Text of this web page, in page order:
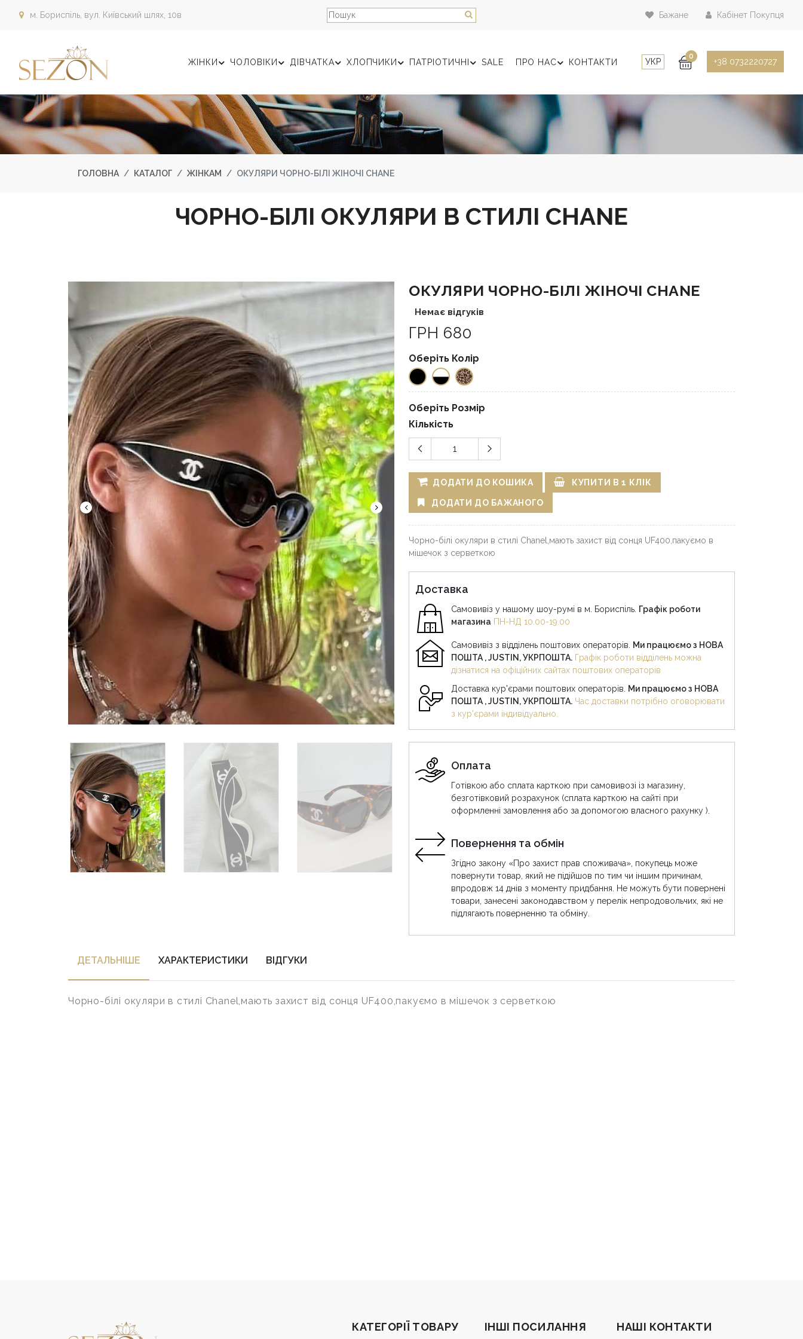
м. Бориспіль, вул. Київський шлях, 10в Бажане Кабінет Покупця
ЖІНКИ ЧОЛОВІКИ ДІВЧАТКА ХЛОПЧИКИ ПАТРІОТИЧНІ SALE ПРО НАС КОНТАКТИ УКР
0
+38 0732220727
ГОЛОВНА КАТАЛОГ ЖІНКАМ ОКУЛЯРИ ЧОРНО-БІЛІ ЖІНОЧІ CHANE
ЧОРНО-БІЛІ ОКУЛЯРИ В СТИЛІ CHANE
ОКУЛЯРИ ЧОРНО-БІЛІ ЖІНОЧІ CHANE
Немає відгуків
ГРН 680
Оберіть Колір
Оберіть Розмір
Кількість
ДОДАТИ ДО КОШИКА КУПИТИ В 1 КЛІК
ДОДАТИ ДО БАЖАНОГО
Чорно-білі окуляри в стилі Chanel,мають захист від сонця UF400,пакуємо в
мішечок з серветкою
Доставка
Самовивіз у нашому шоу-румі в м. Бориспіль. Графік роботи
магазина ПН-НД 10.00-19.00
Самовивіз з відділень поштових операторів.
Ми працюємо з НОВА
ПОШТА , JUSTIN, УКРПОШТА. Графік роботи відділень можна
дізнатися на офіційних сайтах поштових операторів
Доставка кур'єрами поштових операторів.
Ми працюємо з НОВА
ПОШТА , JUSTIN, УКРПОШТА. Час доставки потрібно оговорювати
з кур'єрами індивідуально.
Оплата
Готівкою або сплата карткою при самовивозі із магазину,
безготівковий розрахунок (сплата карткою на сайті при
оформленні замовлення або за допомогою власного рахунку ).
Повернення та обмін
Згідно закону «Про захист прав споживача», покупець може
повернути товар, який не підійшов по тим чи іншим причинам,
впродовж 14 днів з моменту придбання. Не можуть бути повернені
товари, занесені законодавством у перелік непродовольчих, які не
підлягають поверненню та обміну.
ДЕТАЛЬНIШЕ ХАРАКТЕРИСТИКИ ВІДГУКИ
Чорно-білі окуляри в стилі Chanel,мають захист від сонця UF400,пакуємо в мішечок з серветкою
КАТЕГОРІЇ ТОВАРУ ІНШІ ПОСИЛАННЯ НАШІ КОНТАКТИ